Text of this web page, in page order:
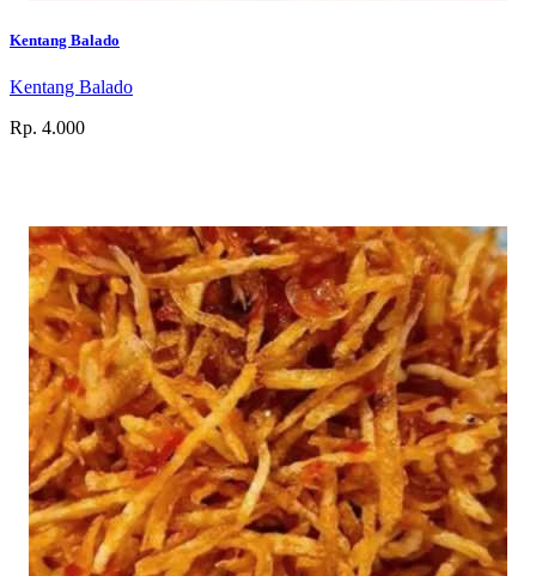
Kentang Balado
Kentang Balado
Rp. 4.000